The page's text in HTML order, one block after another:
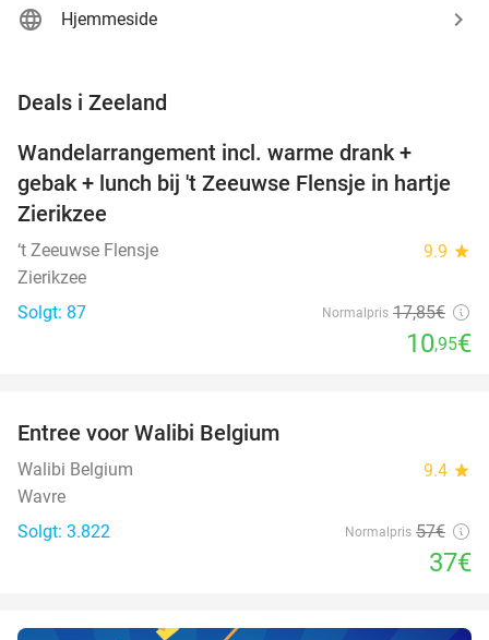
Hjemmeside
Deals i Zeeland
DAG
Wandelarrangement incl. warme drank +
gebak + lunch bij 't Zeeuwse Flensje in hartje
Zierikzee
‘t Zeeuwse Flensje 9.9 star
Zierikzee
Solgt: 87
Normalpris 17,85€
10,95€
Entree voor Walibi Belgium
Walibi Belgium 9.4 star
Wavre
Solgt: 3.822
Normalpris 57€
37€